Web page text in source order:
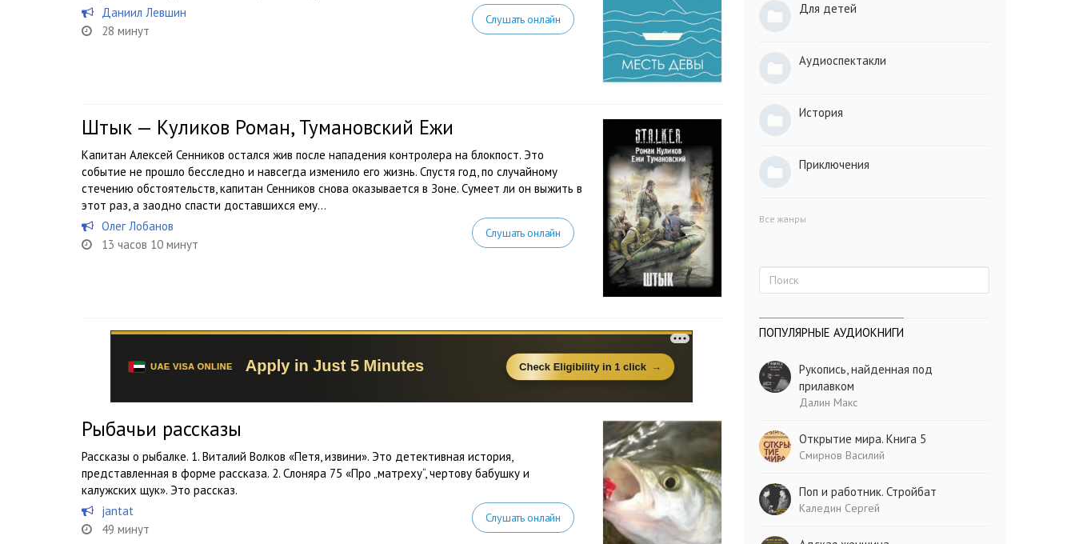
Даниил Левшин
28 минут
Слушать онлайн
Штык — Куликов Роман, Тумановский Ежи
Капитан Алексей Сенников остался жив после нападения контролера на блокпост. Это
событие не прошло бесследно и навсегда изменило его жизнь. Спустя год, по случайному
стечению обстоятельств, капитан Сенников снова оказывается в Зоне. Сумеет ли он выжить в
этот раз, а заодно спасти доставшихся ему...
Олег Лобанов
13 часов 10 минут
Слушать онлайн
Рыбачьи рассказы
Рассказы о рыбалке. 1. Виталий Волков «Петя, извини». Это детективная история,
представленная в форме рассказа. 2. Слоняра 75 «Про „матреху“, чертову бабушку и
калужских щук». Это рассказ.
jantat
49 минут
Слушать онлайн
Для детей
Аудиоспектакли
История
Приключения
Все жанры
ПОПУЛЯРНЫЕ АУДИОКНИГИ
Рукопись, найденная под
прилавком
Далин Макс
Открытие мира. Книга 5
Смирнов Василий
Поп и работник. Стройбат
Каледин Сергей